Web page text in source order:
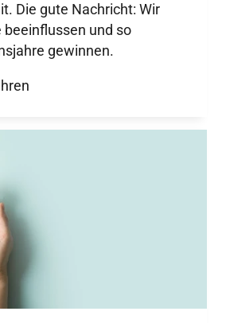
Die gute Nachricht: Wir
beeinflussen und so
gewinnen.